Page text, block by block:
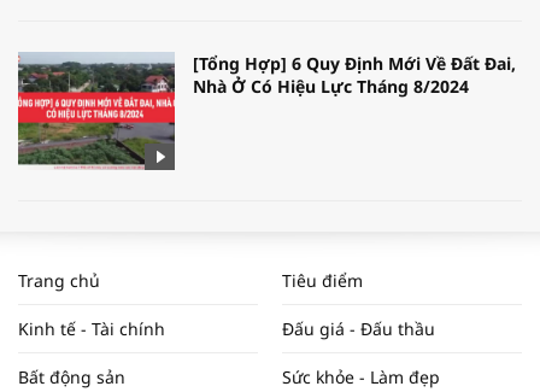
[Tổng Hợp] 6 Quy Định Mới Về Đất Đai,
Nhà Ở Có Hiệu Lực Tháng 8/2024
NAM NĂM 2024 VÀ NĂM 2025 | NHỊP
ĐẬP THỊ TRƯỜNG #62
Trang chủ Tiêu điểm
Kinh tế - Tài chính Đấu giá - Đấu thầu
Bất động sản Sức khỏe - Làm đẹp